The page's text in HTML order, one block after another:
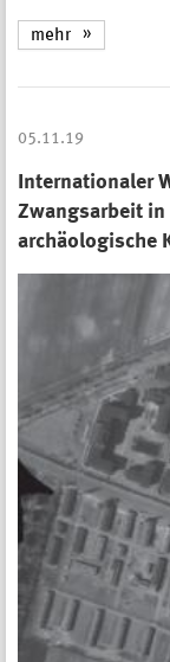
mehr
05.11.19
Internationaler
Zwangsarbeit in
archäologische